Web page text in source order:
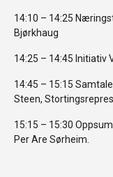
14:10 – 14:25
Bjørkhaug
14:25 – 14:45 Initiativ
14:45 – 15:15
Steen,
15:15 – 15:30
Per Are Sørheim.